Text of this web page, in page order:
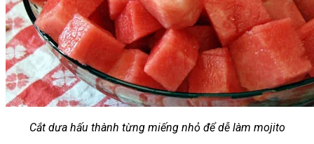
Cắt dưa hấu thành từng miếng nhỏ để dễ làm mojito